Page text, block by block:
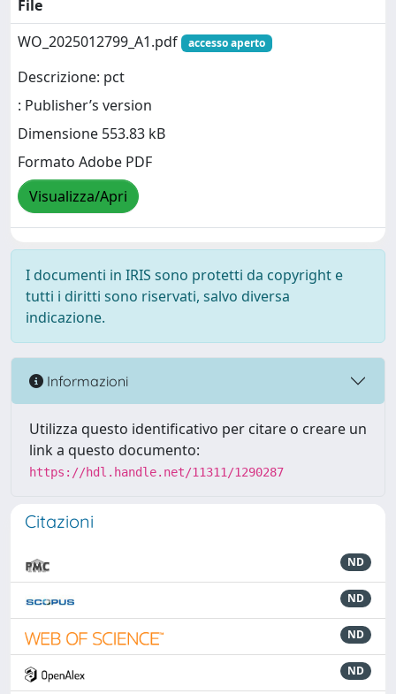
File
WO_2025012799_A1.pdf
accesso aperto
Descrizione: pct
: Publisher’s version
Dimensione 553.83 kB
Formato Adobe PDF
Visualizza/Apri
I documenti in IRIS sono protetti da copyright e
tutti i diritti sono riservati, salvo diversa
indicazione.
Informazioni
Utilizza questo identificativo per citare o creare un
link a questo documento:
https://hdl.handle.net/11311/1290287
Citazioni
ND
ND
ND
ND